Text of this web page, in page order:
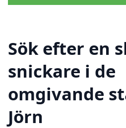
Sök efter en
snickare i de
omgivande
Jörn